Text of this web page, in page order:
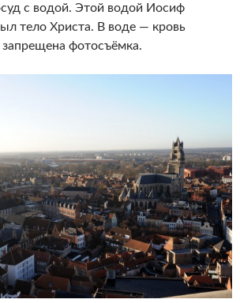
с водой. Этой водой Иосиф
тело Христа. В воде — кровь
запрещена фотосъёмка.